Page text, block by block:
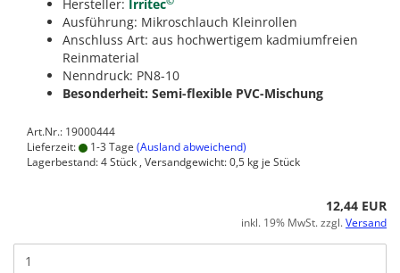
Hersteller: Irritec
Ausführung: Mikroschlauch Kleinrollen
Anschluss Art: aus hochwertigem kadmiumfreien
Reinmaterial
Nenndruck: PN8-10
Besonderheit: Semi-flexible PVC-Mischung
Art.Nr.: 19000444
Lieferzeit:
1-3 Tage (Ausland abweichend)
Lagerbestand: 4 Stück , Versandgewicht:0,5 kg je Stück
12,44 EUR
inkl. 19% MwSt. zzgl.Versand